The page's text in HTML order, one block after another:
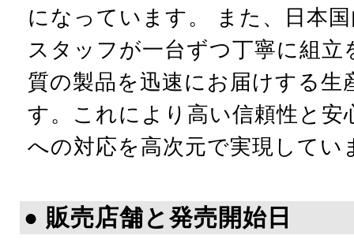
になっています。 また、日本
スタッフが一台ずつ丁寧に組立
質の製品を迅速にお届けする生
す。これにより高い信頼性と安
への対応を高次元で実現してい
● 販売店舗と発売開始日